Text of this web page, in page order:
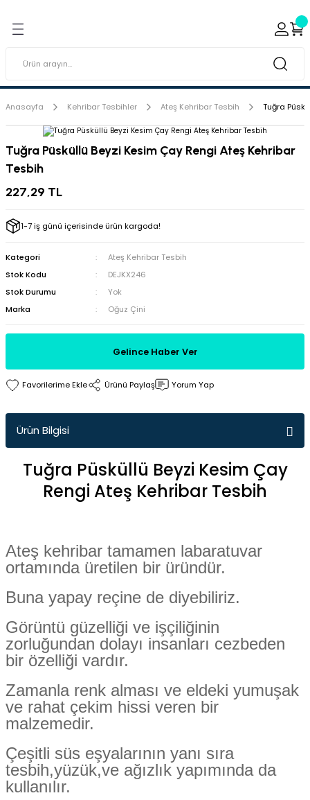
Porselen Boyaları (Toz
Boyaları
Kabartma Boyaları
Tabaklar
Anasayfa Kehribar Tesbihler Ateş Kehribar Tesbih Tuğra
Tuğra Püsküllü Beyzi Kesim Çay Rengi Ateş Kehribar
Tesbih
227,29 TL
1-7 iş günü içerisinde ürün kargoda!
Kategori
Ateş Kehribar Tesbih
Stok Kodu
DEJKX246
Stok Durumu
Yok
Marka
Oğuz Çini
Gelince Haber Ver
Ürünü Paylaş Yorum Yap
Ürün Bilgisi
Tuğra Püsküllü Beyzi Kesim Çay
Rengi Ateş Kehribar Tesbih
Ateş kehribar tamamen labaratuvar
ortamında üretilen bir üründür.
Buna yapay reçine de diyebiliriz.
Görüntü güzelliği ve işçiliğinin
zorluğundan dolayı insanları cezbeden
bir özelliği vardır.
Zamanla renk alması ve eldeki yumuşak
ve rahat çekim hissi veren bir
malzemedir.
Çeşitli süs eşyalarının yanı sıra
tesbih,yüzük,ve ağızlık yapımında da
kullanılır.